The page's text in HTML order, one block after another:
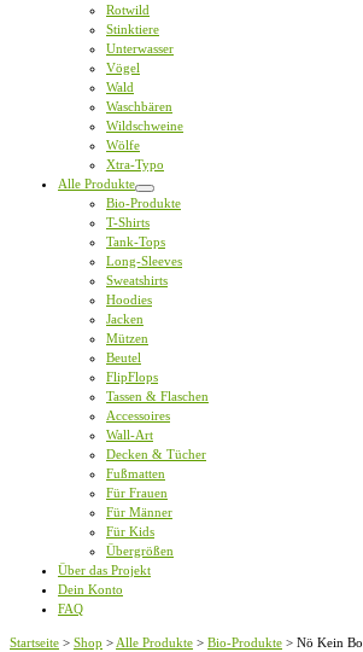
Rotwild
Stinktiere
Unterwasser
Vögel
Wald
Waschbären
Wildschweine
Wölfe
Xtra-Typo
Alle Produkte
Bio-Produkte
T-Shirts
Tank-Tops
Long-Sleeves
Sweatshirts
Hoodies
Jacken
Mützen
Beutel
FlipFlops
Tassen & Flaschen
Accessoires
Wall-Art
Decken & Tücher
Fußmatten
Für Frauen
Für Männer
Für Kids
Übergrößen
Über das Projekt
Dein Konto
FAQ
Startseite > Shop > Alle Produkte > Bio-Produkte > Nö Kein